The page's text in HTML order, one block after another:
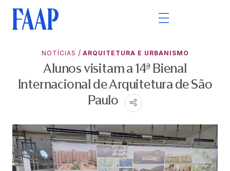
NOTÍCIAS / ARQUITETURA E URBANISMO
Alunos visitam a 14ª Bienal
Internacional de Arquitetura de São
Paulo